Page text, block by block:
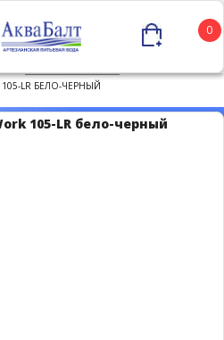
0
LR БЕЛО-ЧЕРНЫЙ
105-LR бело-черный